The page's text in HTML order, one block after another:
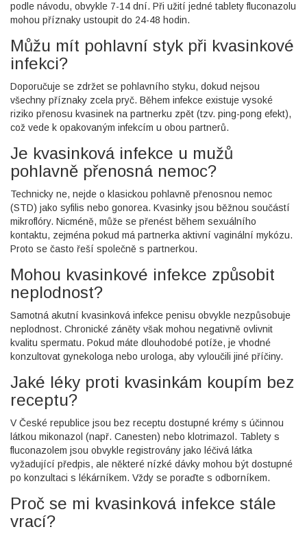
podle návodu, obvykle 7-14 dní. Při užití jedné tablety fluconazolu
mohou příznaky ustoupit do 24-48 hodin.
Můžu mít pohlavní styk při kvasinkové
infekci?
Doporučuje se zdržet se pohlavního styku, dokud nejsou
všechny příznaky zcela pryč. Během infekce existuje vysoké
riziko přenosu kvasinek na partnerku zpět (tzv. ping-pong efekt),
což vede k opakovaným infekcím u obou partnerů.
Je kvasinková infekce u mužů
pohlavně přenosná nemoc?
Technicky ne, nejde o klasickou pohlavně přenosnou nemoc
(STD) jako syfilis nebo gonorea. Kvasinky jsou běžnou součástí
mikroflóry. Nicméně, může se přenést během sexuálního
kontaktu, zejména pokud má partnerka aktivní vaginální mykózu.
Proto se často řeší společně s partnerkou.
Mohou kvasinkové infekce způsobit
neplodnost?
Samotná akutní kvasinková infekce penisu obvykle nezpůsobuje
neplodnost. Chronické záněty však mohou negativně ovlivnit
kvalitu spermatu. Pokud máte dlouhodobé potíže, je vhodné
konzultovat gynekologa nebo urologa, aby vyloučili jiné příčiny.
Jaké léky proti kvasinkám koupím bez
receptu?
V České republice jsou bez receptu dostupné krémy s účinnou
látkou mikonazol (např. Canesten) nebo klotrimazol. Tablety s
fluconazolem jsou obvykle registrovány jako léčivá látka
vyžadující předpis, ale některé nízké dávky mohou být dostupné
po konzultaci s lékárníkem. Vždy se poraďte s odborníkem.
Proč se mi kvasinková infekce stále
vrací?